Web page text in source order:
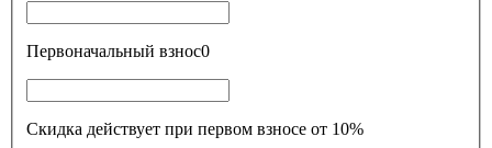
Первоначальный взнос0
Скидка действует при первом взносе от 10%